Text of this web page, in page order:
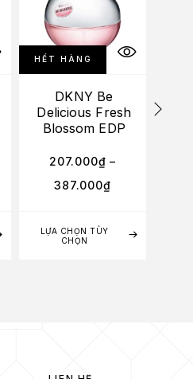
HẾT HÀNG
LỰA CHỌN TÙY
CHỌN
DKNY Be
Delicious Fresh
Blossom EDP
207.000₫ –
387.000₫